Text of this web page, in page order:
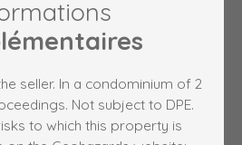
seller. In a condominium of 2
Not subject to DPE.
to which this property is